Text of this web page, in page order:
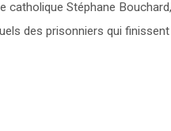
catholique Stéphane
des prisonniers qui